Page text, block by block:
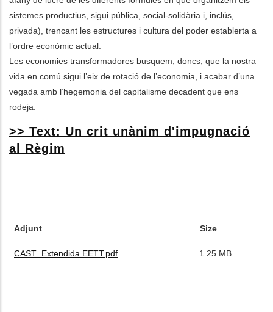
sistemes productius, sigui pública, social-solidària i, inclús,
privada), trencant les estructures i cultura del poder establerta a
l’ordre econòmic actual.
Les economies transformadores busquem, doncs, que la nostra
vida en comú sigui l’eix de rotació de l’economia, i acabar d’una
vegada amb l’hegemonia del capitalisme decadent que ens
rodeja.
>> Text: Un crit unànim d'impugnació
al Règim
ADJUNTS
Adjunt Size
CAST_Extendida EETT.pdf 1.25 MB